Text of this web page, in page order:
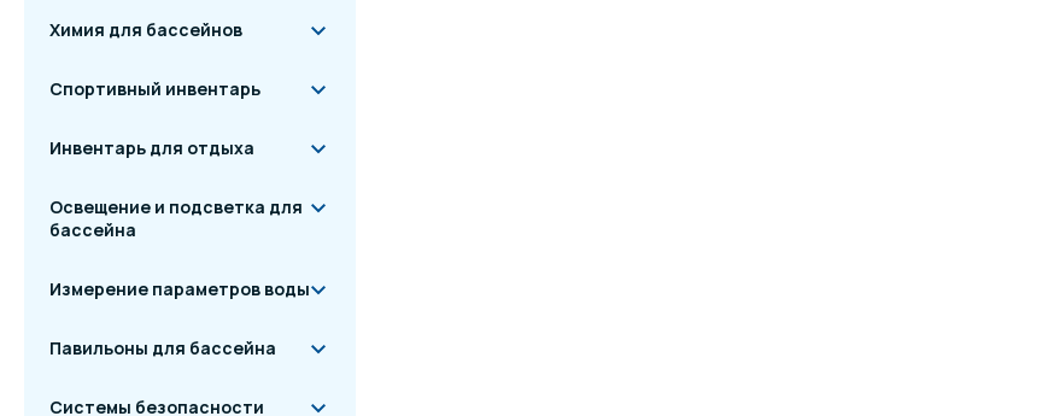
Химия для бассейнов
Спортивный инвентарь
Инвентарь для отдыха
Освещение и подсветка для
бассейна
Измерение параметров воды
Павильоны для бассейна
Системы безопасности